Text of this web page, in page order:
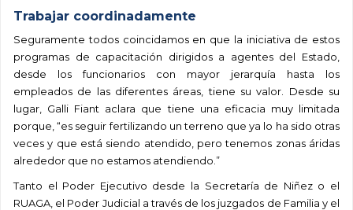
Trabajar coordinadamente
Seguramente todos coincidamos en que la iniciativa de estos
programas de capacitación dirigidos a agentes del Estado,
desde los funcionarios con mayor jerarquía hasta los
empleados de las diferentes áreas, tiene su valor. Desde su
lugar, Galli Fiant aclara que tiene una eficacia muy limitada
porque, “es seguir fertilizando un terreno que ya lo ha sido otras
veces y que está siendo atendido, pero tenemos zonas áridas
alrededor que no estamos atendiendo.”
Tanto el Poder Ejecutivo desde la Secretaría de Niñez o el
RUAGA, el Poder Judicial a través de los juzgados de Familia y el